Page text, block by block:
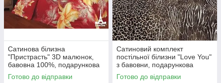
Сатинова білизна
"Пристрасть" 3D малюнок,
бавовна 100%, подарункова
упаковка полуторний
Готово до відправки
Сатиновий комплект
постільної білизни "Love You"
з бавовни, подарункова
упаковка полуторний
Готово до відправки